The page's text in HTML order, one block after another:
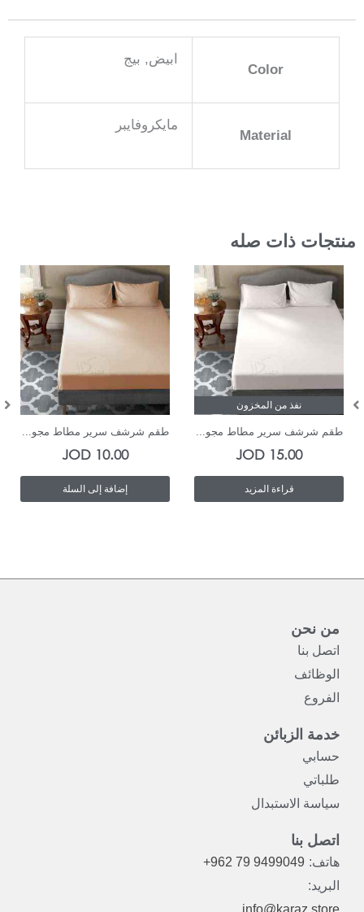
Color
ابيض, بيج
Material
مايكروفايبر
منتجات ذات صله
نفذ من المخزون
طقم شرشف سرير مطاط مجو...
15.00
JOD
قراءة المزيد
In Stock
طقم شرشف سرير مطاط مجو...
10.00
JOD
إضافة إلى السلة
من نحن
اتصل بنا
الوظائف
الفروع
خدمة الزبائن
حسابي
طلباتي
سياسة الاستبدال
اتصل بنا
هاتف: +962 79 9499049
البريد: